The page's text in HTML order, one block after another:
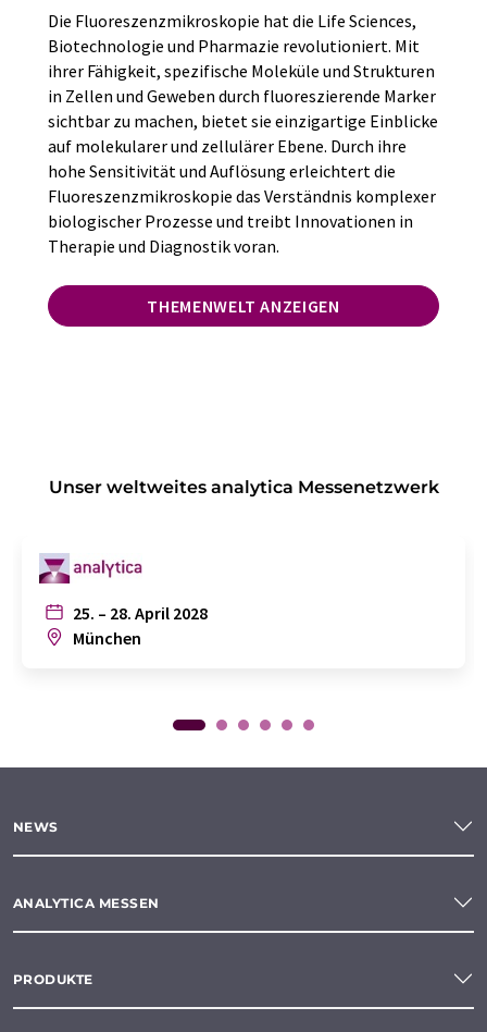
Die Fluoreszenzmikroskopie hat die Life Sciences,
Biotechnologie und Pharmazie revolutioniert. Mit
ihrer Fähigkeit, spezifische Moleküle und Strukturen
in Zellen und Geweben durch fluoreszierende Marker
sichtbar zu machen, bietet sie einzigartige Einblicke
auf molekularer und zellulärer Ebene. Durch ihre
hohe Sensitivität und Auflösung erleichtert die
Fluoreszenzmikroskopie das Verständnis komplexer
biologischer Prozesse und treibt Innovationen in
Therapie und Diagnostik voran.
THEMENWELT ANZEIGEN
Unser weltweites analytica Messenetzwerk
25. – 28. April 2028
München
NEWS
ANALYTICA MESSEN
PRODUKTE